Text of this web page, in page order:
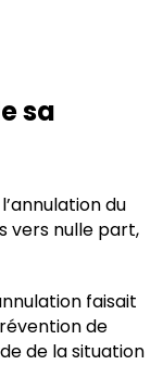
sa
du
vers nulle part,
faisait
de
de la situation